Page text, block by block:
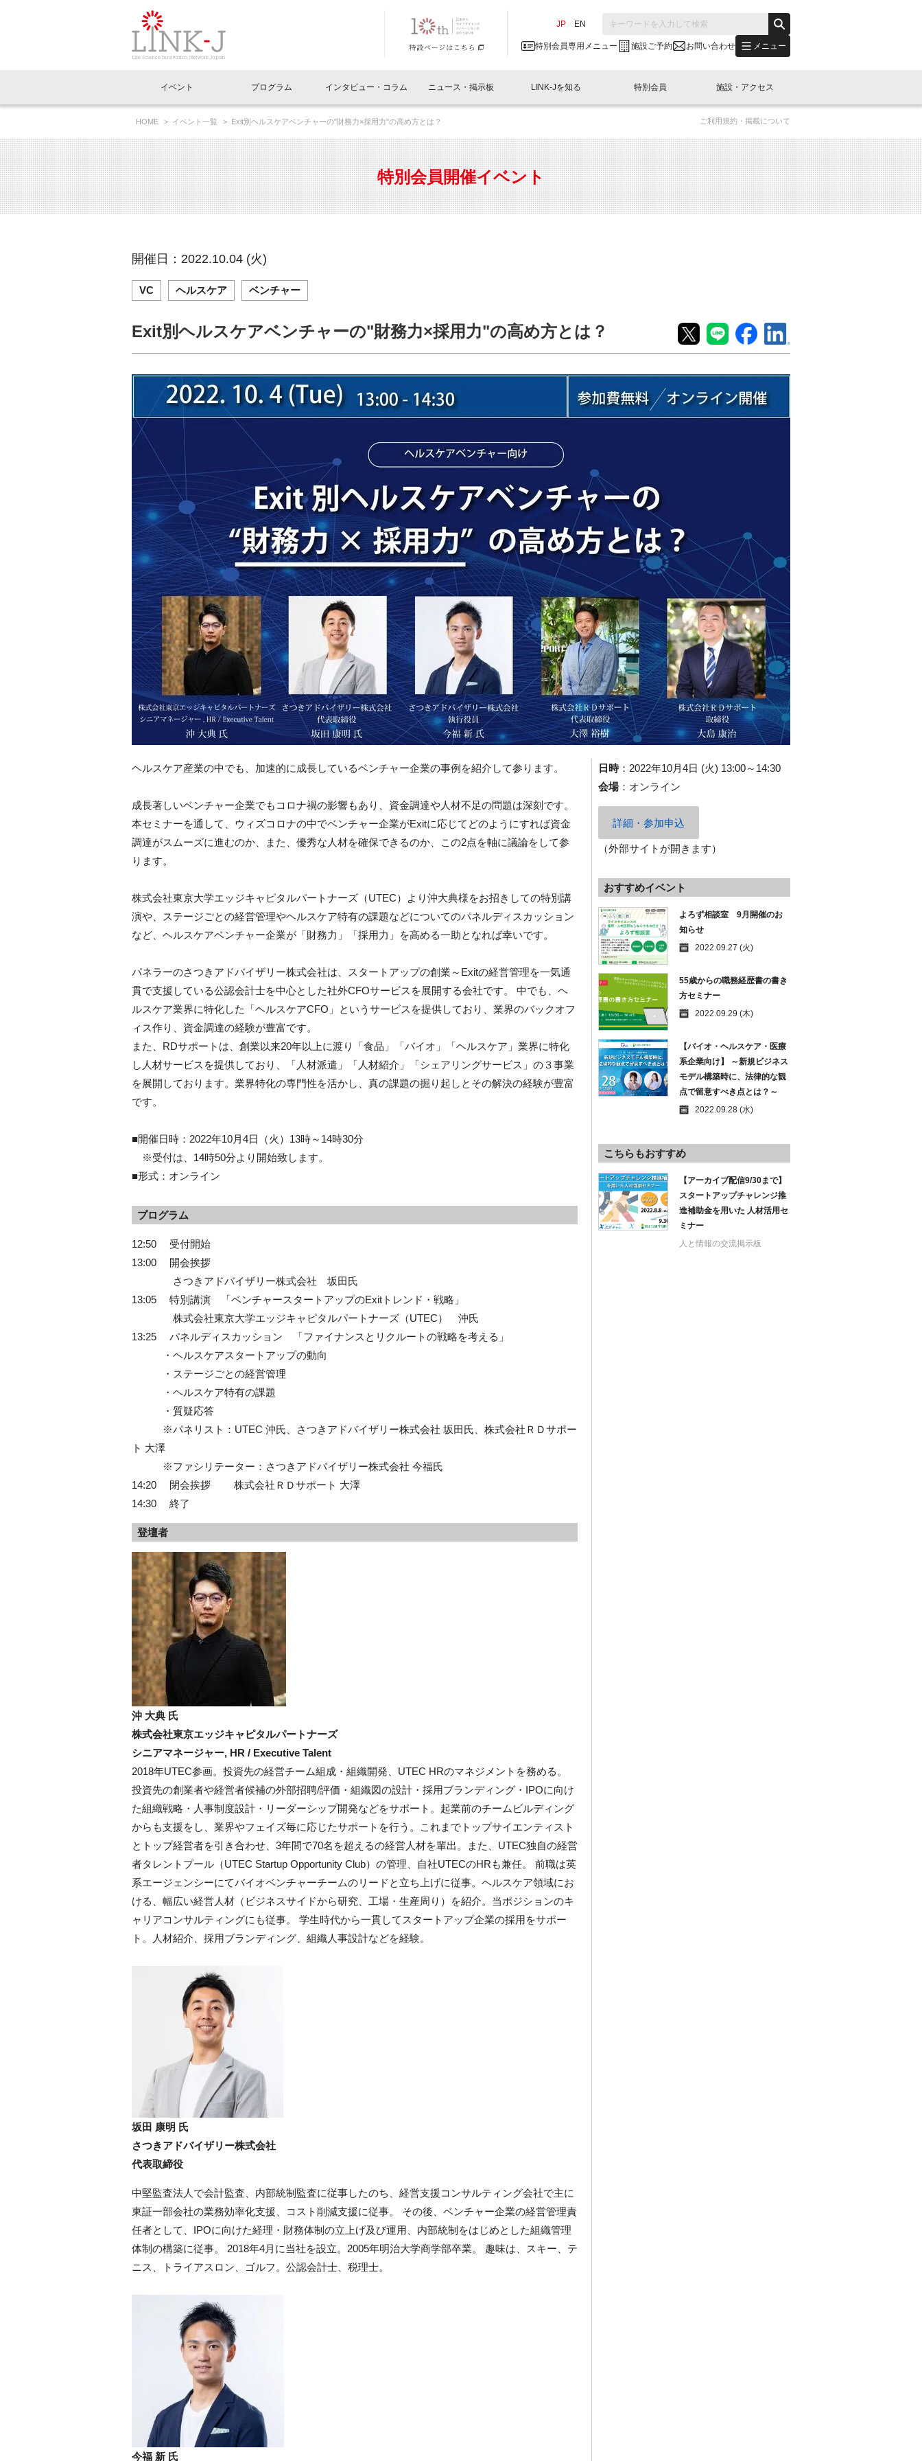
JP EN
特別会員専用メニュー 施設ご予約 お問い合わせ メニュー
イベントお知らせメール登録
閉じる
イベント
イベント一覧
LINK-J主催・共催 特別会員開催
LINK-J協賛・協力 出展・参加
イベントレポート一覧
LINK-J主催・共催 特別会員開催
LINK-J協賛・協力 出展・参加
プログラム
Out of Box相談室 What's "UNIKORN"？ What's "LINK-BioBAY TOKYO"？
インタビュー・コラム
インタビュー・コラム一覧
スペシャルインタビュー ベンチャーインタビュー 会報誌 (News Letter)
連載コラム サポーターコラム 日本橋コラム
ニュース・掲示板
ニュース一覧
トピック プレスリリース
メディア情報 海外関連
協賛・協力
人と情報の交流掲示板一覧
会員プレスリリース ニュース・事業紹介
募集 イベント
LINK-Jを知る
理事長挨拶 Why in Nihonbashi What’s LINK-J WEST
国内外連携 サポーター紹介 事業内容
組織概要 パンフレット GTB日本橋エリアについて
特別会員
特別会員一覧 特別会員について 入会申し込み
専用メニューはこちら
施設・アクセス
ラウンジ・会議室 オフィス・ラボ 施設ご予約
アクセス
HOME イベント一覧 Exit別ヘルスケアベンチャーの"財務力×採用力"の高め方とは？ ご利用規約・掲載について
特別会員開催イベント
開催日：2022.10.04 (火)
VC ヘルスケア ベンチャー
Exit別ヘルスケアベンチャーの"財務力×採用力"の高め方とは？
ヘルスケア産業の中でも、加速的に成長しているベンチャー企業の事例を紹介して参ります。
成長著しいベンチャー企業でもコロナ禍の影響もあり、資金調達や人材不足の問題は深刻です。
本セミナーを通して、ウィズコロナの中でベンチャー企業がExitに応じてどのようにすれば資金
調達がスムーズに進むのか、また、優秀な人材を確保できるのか、この2点を軸に議論をして参
ります。
株式会社東京大学エッジキャピタルパートナーズ（UTEC）より沖大典様をお招きしての特別講
演や、ステージごとの経営管理やヘルスケア特有の課題などについてのパネルディスカッション
など、ヘルスケアベンチャー企業が「財務力」「採用力」を高める一助となれば幸いです。
パネラーのさつきアドバイザリー株式会社は、スタートアップの創業～Exitの経営管理を一気通
貫で支援している公認会計士を中心とした社外CFOサービスを展開する会社です。 中でも、ヘ
ルスケア業界に特化した「ヘルスケアCFO」というサービスを提供しており、業界のバックオフ
ィス作り、資金調達の経験が豊富です。
また、RDサポートは、創業以来20年以上に渡り「食品」「バイオ」「ヘルスケア」業界に特化
し人材サービスを提供しており、「人材派遣」「人材紹介」「シェアリングサービス」の３事業
を展開しております。業界特化の専門性を活かし、真の課題の掘り起しとその解決の経験が豊富
です。
■開催日時：2022年10月4日（火）13時～14時30分
※受付は、14時50分より開始致します。
■形式：オンライン
プログラム
12:50 受付開始
13:00 開会挨拶
さつきアドバイザリー株式会社 坂田氏
13:05 特別講演 「ベンチャースタートアップのExitトレンド・戦略」
株式会社東京大学エッジキャピタルパートナーズ（UTEC） 沖氏
13:25 パネルディスカッション 「ファイナンスとリクルートの戦略を考える」
・ヘルスケアスタートアップの動向
・ステージごとの経営管理
・ヘルスケア特有の課題
・質疑応答
※パネリスト：UTEC 沖氏、さつきアドバイザリー株式会社 坂田氏、株式会社ＲＤサポー
ト 大澤
※ファシリテーター：さつきアドバイザリー株式会社 今福氏
14:20 閉会挨拶 株式会社ＲＤサポート 大澤
14:30 終了
登壇者
沖 大典 氏
株式会社東京エッジキャピタルパートナーズ
シニアマネージャー, HR / Executive Talent
2018年UTEC参画。投資先の経営チーム組成・組織開発、UTEC HRのマネジメントを務める。
投資先の創業者や経営者候補の外部招聘/評価・組織図の設計・採用ブランディング・IPOに向け
た組織戦略・人事制度設計・リーダーシップ開発などをサポート。起業前のチームビルディング
からも支援をし、業界やフェイズ毎に応じたサポートを行う。これまでトップサイエンティスト
とトップ経営者を引き合わせ、3年間で70名を超えるの経営人材を輩出。また、UTEC独自の経営
者タレントプール（UTEC Startup Opportunity Club）の管理、自社UTECのHRも兼任。 前職は英
系エージェンシーにてバイオベンチャーチームのリードと立ち上げに従事。ヘルスケア領域にお
ける、幅広い経営人材（ビジネスサイドから研究、工場・生産周り）を紹介。当ポジションのキ
ャリアコンサルティングにも従事。 学生時代から一貫してスタートアップ企業の採用をサポー
ト。人材紹介、採用ブランディング、組織人事設計などを経験。
坂田 康明 氏
さつきアドバイザリー株式会社
代表取締役
中堅監査法人で会計監査、内部統制監査に従事したのち、経営支援コンサルティング会社で主に
東証一部会社の業務効率化支援、コスト削減支援に従事。 その後、ベンチャー企業の経営管理責
任者として、IPOに向けた経理・財務体制の立上げ及び運用、内部統制をはじめとした組織管理
体制の構築に従事。 2018年4月に当社を設立。2005年明治大学商学部卒業。 趣味は、スキー、テ
ニス、トライアスロン、ゴルフ。公認会計士、税理士。
今福 新 氏
日時： 2022年10月4日 (火) 13:00～14:30
会場： オンライン
詳細・参加申込
（外部サイトが開きます）
おすすめイベント
よろず相談室 9月開催のお
知らせ
2022.09.27 (火)
55歳からの職務経歴書の書き
方セミナー
2022.09.29 (木)
【バイオ・ヘルスケア・医療
系企業向け】 ～新規ビジネス
モデル構築時に、法律的な観
点で留意すべき点とは？～
2022.09.28 (水)
こちらもおすすめ
【アーカイブ配信9/30まで】
スタートアップチャレンジ推
進補助金を用いた 人材活用セ
ミナー
人と情報の交流掲示板